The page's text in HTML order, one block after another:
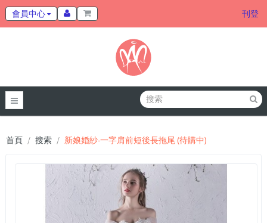
會員中心 刊登
首頁 搜索 新娘婚紗-一字肩前短後長拖尾 (待購中)